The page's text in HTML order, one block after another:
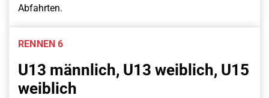
Abfahrten.
RENNEN 6
U13 männlich, U13 weiblich, U15
weiblich